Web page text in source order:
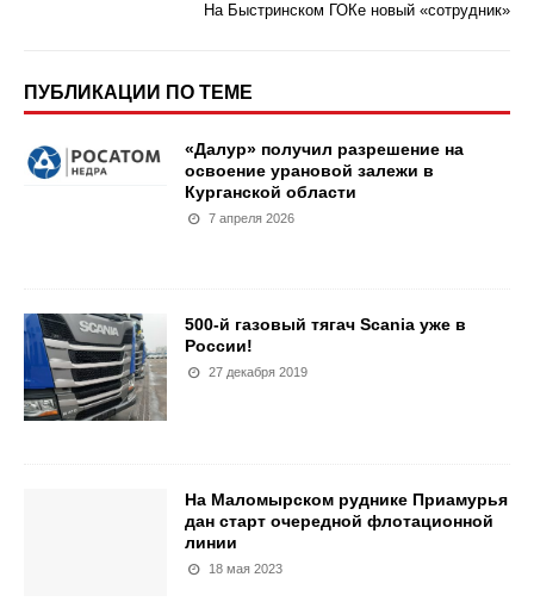
На Быстринском ГОКе новый «сотрудник»
ПУБЛИКАЦИИ ПО ТЕМЕ
«Далур» получил разрешение на
освоение урановой залежи в
Курганской области
7 апреля 2026
500-й газовый тягач Scania уже в
России!
27 декабря 2019
На Маломырском руднике Приамурья
дан старт очередной флотационной
линии
18 мая 2023